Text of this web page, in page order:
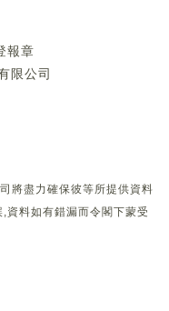
報章
限公司
將盡力確保彼等所提供資料
資料如有錯漏而令閣下蒙受